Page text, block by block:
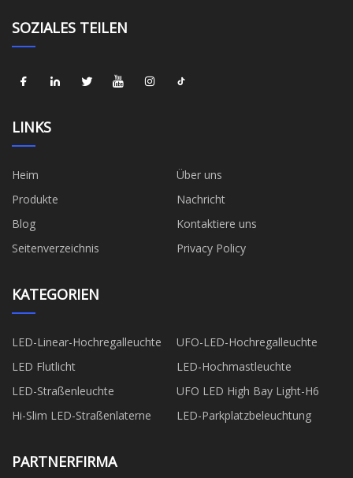
SOZIALES TEILEN
LINKS
Heim
Über uns
Produkte
Nachricht
Blog
Kontaktiere uns
Seitenverzeichnis
Privacy Policy
KATEGORIEN
LED-Linear-Hochregalleuchte
UFO-LED-Hochregalleuchte
LED Flutlicht
LED-Hochmastleuchte
LED-Straßenleuchte
UFO LED High Bay Light-H6
Hi-Slim LED-Straßenlaterne
LED-Parkplatzbeleuchtung
PARTNERFIRMA